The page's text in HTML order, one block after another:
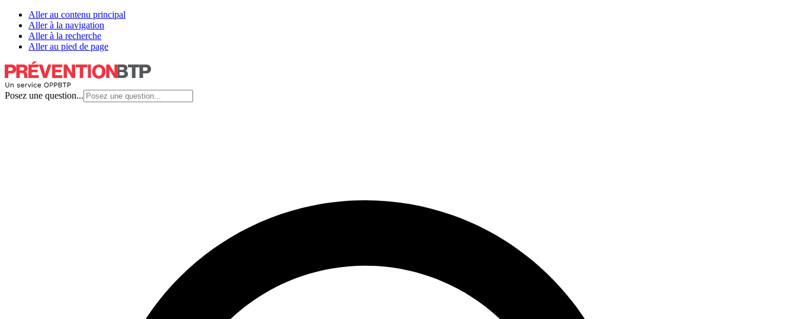
Aller au contenu principal
Aller à la navigation
Aller à la recherche
Aller au pied de page
Posez une question...